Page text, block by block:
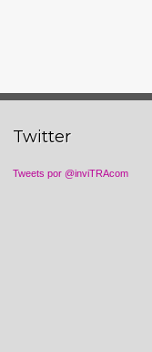
Twitter
Tweets por @inviTRAcom